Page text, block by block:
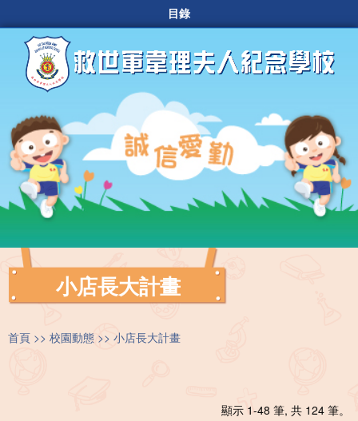
目錄
小店長大計畫
首頁 校園動態 小店長大計畫
顯示 1-48 筆, 共 124 筆。